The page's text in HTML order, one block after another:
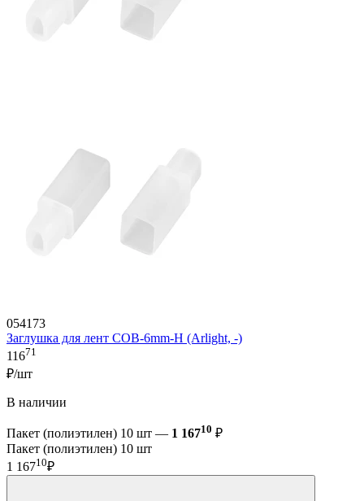
054173
Заглушка для лент COB-6mm-H (Arlight, -)
11671
₽/шт
В наличии
Пакет (полиэтилен) 10 шт — 1 16710 ₽
Пакет (полиэтилен) 10 шт
1 16710₽